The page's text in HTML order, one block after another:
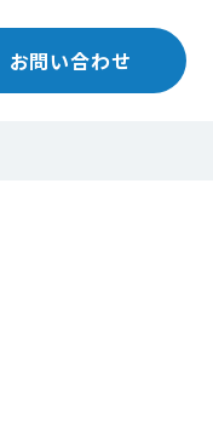
お問い合わせ